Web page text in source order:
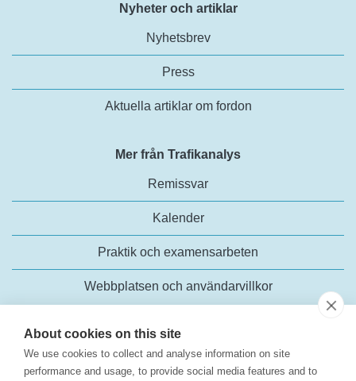
About cookies on this site
We use cookies to collect and analyse information on site
performance and usage, to provide social media features and to
Nyheter och artiklar
Nyhetsbrev
Press
Aktuella artiklar om fordon
Mer från Trafikanalys
Remissvar
Kalender
Praktik och examensarbeten
Webbplatsen och användarvillkor